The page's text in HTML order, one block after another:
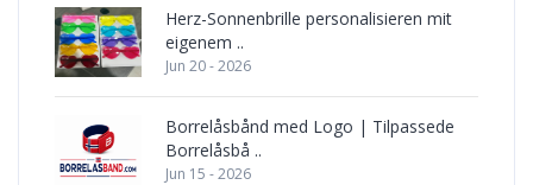
Herz-Sonnenbrille personalisieren mit
eigenem ..
Jun 20 - 2026
Borrelåsbånd med Logo | Tilpassede
Borrelåsbå ..
Jun 15 - 2026